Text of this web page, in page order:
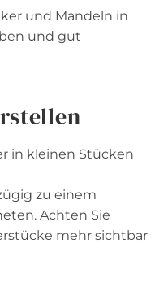
und Mandeln in
und gut
in kleinen Stücken
zu einem
Achten Sie
mehr sichtbar